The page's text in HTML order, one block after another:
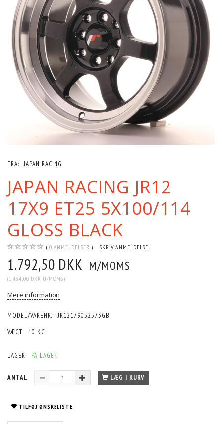
FRA: JAPAN RACING
JAPAN RACING JR12
17X9 ET25 5X100/114
GLOSS BLACK
0 ANMELDELSER SKRIV ANMELDELSE
1.792,50 DKK M/MOMS
(1.434,00 DKK U/MOMS)
Mere information
MODEL/VARENR.: JR12179052573GB
VÆGT:
10 KG
LAGER: PÅ LAGER
ANTAL LÆG I KURV
TILFØJ ØNSKELISTE